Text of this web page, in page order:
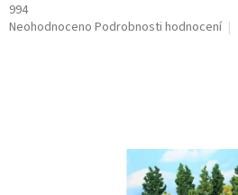
994
Průměrné
Neohodnoceno Podrobnosti hodnocení